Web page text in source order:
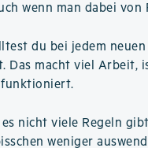
wenn man dabei
du bei jedem
Das macht viel Arbeit,
nicht viele Regeln
weniger